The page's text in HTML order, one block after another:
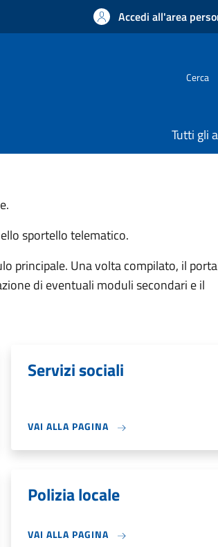
Accedi all'area
Cerca
Tutti gli
sportello telematico.
principale. Una volta compilato, il
di eventuali moduli secondari e il
Servizi sociali
VAI ALLA PAGINA
Polizia locale
VAI ALLA PAGINA